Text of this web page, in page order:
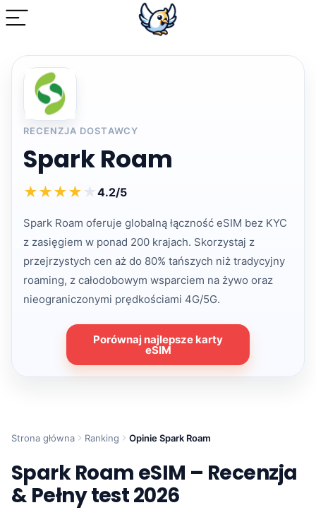
RECENZJA DOSTAWCY
Spark Roam
★★★★ ★4.2/5
Spark Roam oferuje globalną łączność eSIM bez KYC
z zasięgiem w ponad 200 krajach. Skorzystaj z
przejrzystych cen aż do 80% tańszych niż tradycyjny
roaming, z całodobowym wsparciem na żywo oraz
nieograniczonymi prędkościami 4G/5G.
Porównaj najlepsze karty
eSIM
Strona główna Ranking Opinie Spark Roam
Spark Roam eSIM – Recenzja
& Pełny test 2026